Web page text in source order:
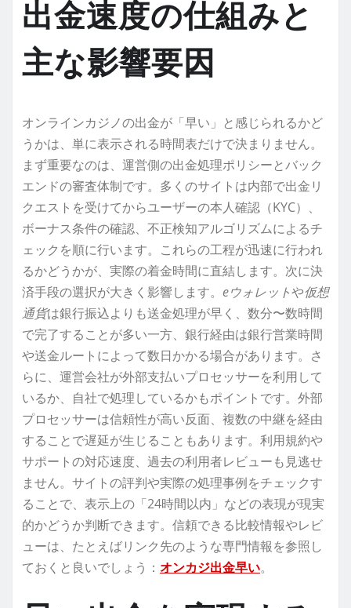
出金速度の仕組みと
主な影響要因
オンラインカジノの出金が「早い」と感じられるかど
うかは、単に表示される時間表だけで決まりません。
まず重要なのは、運営側の出金処理ポリシーとバック
エンドの審査体制です。多くのサイトは内部で出金リ
クエストを受けてからユーザーの本人確認（KYC）、
ボーナス条件の確認、不正検知アルゴリズムによるチ
ェックを順に行います。これらの工程が迅速に行われ
るかどうかが、実際の着金時間に直結します。次に決
済手段の選択が大きく影響します。 eウォレットや仮想
通貨は銀行振込よりも送金処理が早く、数分〜数時間
で完了することが多い一方、銀行経由は銀行営業時間
や送金ルートによって数日かかる場合があります。さ
らに、運営会社が外部支払いプロセッサーを利用して
いるか、自社で処理しているかもポイントです。外部
プロセッサーは信頼性が高い反面、複数の中継を経由
することで遅延が生じることもあります。利用規約や
サポートの対応速度、過去の利用者レビューも見逃せ
ません。サイトの評判や実際の処理事例をチェックす
ることで、表示上の「24時間以内」などの表現が現実
的かどうか判断できます。信頼できる比較情報やレビ
ューは、たとえばリンク先のような専門情報を参照し
ておくと良いでしょう： オンカジ出金早い。